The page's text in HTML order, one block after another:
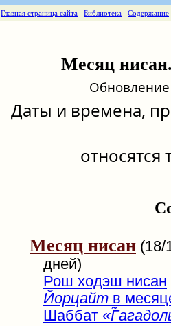
Главная страница сайта Библиотека Содержание
Месяц
Обновление
Даты и времена,
относятся
Месяц нисан (18/
дней)
Рош ходэш нисан
Йорцайт в
Шаббат